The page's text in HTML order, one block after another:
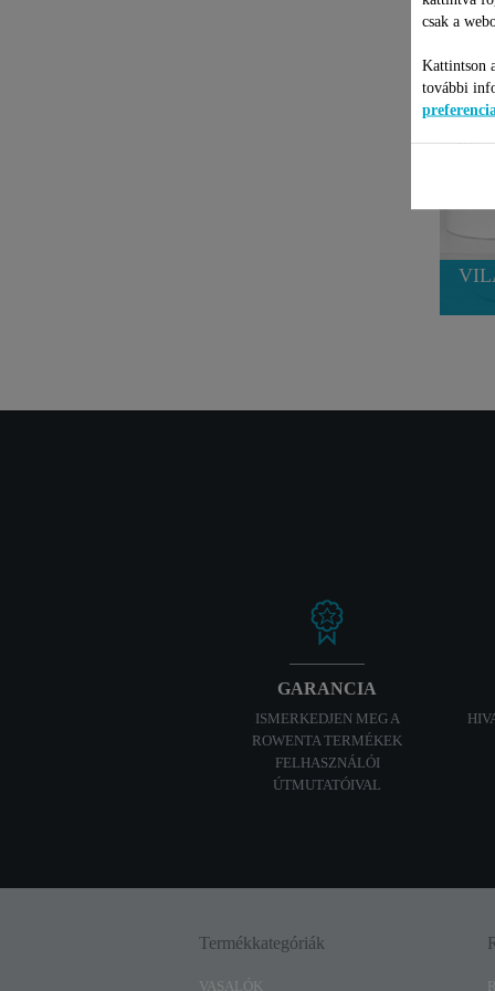
GARANCIA
ISMERKEDJEN MEG A
ROWENTA TERMÉKEK
FELHASZNÁLÓI
ÚTMUTATÓIVAL
Termékkategóriák
VASALÓK
csak a
Kattintson
további